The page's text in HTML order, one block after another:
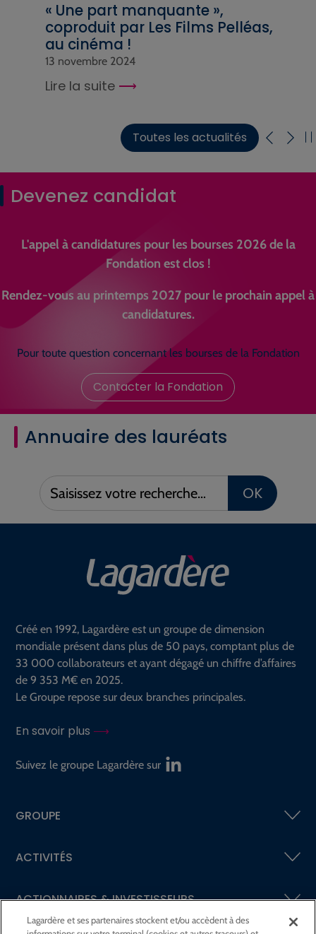
« Une part manquante »,
coproduit par Les Films Pelléas,
au cinéma !
13 novembre 2024
Lire la suite
Toutes les actualités
Devenez candidat
L'appel à candidatures pour les bourses 2026 de la
Fondation est clos !
Rendez-vous au printemps 2027 pour le prochain appel à
candidatures.
Pour toute question concernant les bourses de la Fondation
Contacter la Fondation
Annuaire des lauréats
Saisissez
votre
OK
Créé en 1992, Lagardère est un groupe de dimension
mondiale présent dans plus de 50 pays, comptant plus de
33 000 collaborateurs et ayant dégagé un chiffre d’affaires
de 9 353 M€ en 2025.
Le Groupe repose sur deux branches principales.
En savoir plus
Suivez le groupe Lagardère sur
GROUPE
ACTIVITÉS
ACTIONNAIRES &INVESTISSEURS
Lagardère et ses partenaires stockent et/ou accèdent à des